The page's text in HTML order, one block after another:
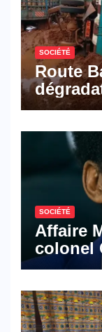
SOCIÉTÉ
Route
les
SOCIÉTÉ
Affaire
colonel
croisé